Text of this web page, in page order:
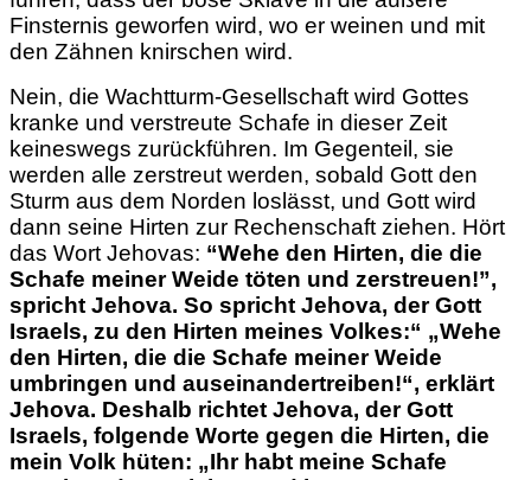
Finsternis geworfen wird, wo er weinen und mit
den Zähnen knirschen wird.
Nein, die Wachtturm-Gesellschaft wird Gottes
kranke und verstreute Schafe in dieser Zeit
keineswegs zurückführen. Im Gegenteil, sie
werden alle zerstreut werden, sobald Gott den
Sturm aus dem Norden loslässt, und Gott wird
dann seine Hirten zur Rechenschaft ziehen. Hört
das Wort Jehovas: “Wehe den Hirten, die die
Schafe meiner Weide töten und zerstreuen!”,
spricht Jehova. So spricht Jehova, der Gott
Israels, zu den Hirten meines Volkes:“ „Wehe
den Hirten, die die Schafe meiner Weide
umbringen und auseinandertreiben!“, erklärt
Jehova. Deshalb richtet Jehova, der Gott
Israels, folgende Worte gegen die Hirten, die
mein Volk hüten: „Ihr habt meine Schafe